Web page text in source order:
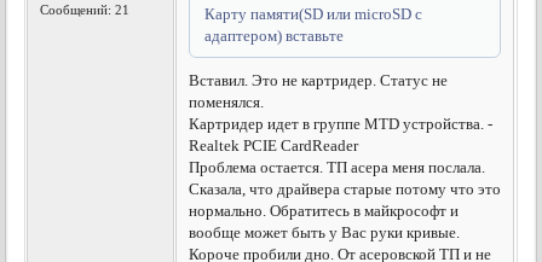
Сообщений: 21
Карту памяти(SD или microSD с
адаптером) вставьте
Вставил. Это не картридер. Статус не
поменялся.
Картридер идет в группе MTD устройства. -
Realtek PCIE CardReader
Проблема остается. ТП асера меня послала.
Сказала, что драйвера старые потому что это
нормально. Обратитесь в майкрософт и
вообще может быть у Вас руки кривые.
Короче пробили дно. От асеровской ТП и не